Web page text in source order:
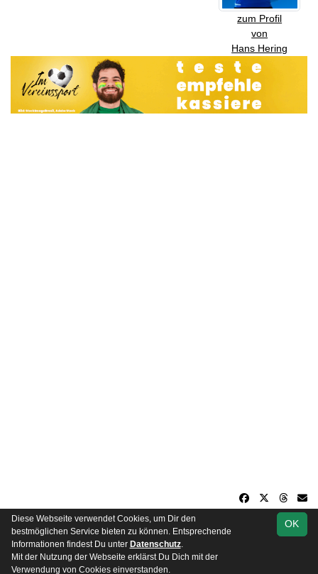
zum Profil
von
Hans Hering
soccero.de
© 2006 - 2026
Besucherstatistik Impressum Datenschutz
OK
Diese Webseite verwendet Cookies, um Dir den
bestmöglichen Service bieten zu können. Entsprechende
Informationen findest Du unter Datenschutz.
Mit der Nutzung der Webseite erklärst Du Dich mit der
Verwendung von Cookies einverstanden.